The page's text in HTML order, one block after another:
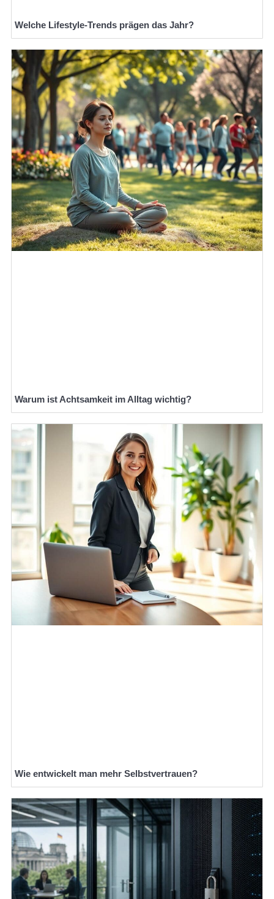
Welche Lifestyle-Trends prägen das Jahr?
Warum ist Achtsamkeit im Alltag wichtig?
Wie entwickelt man mehr Selbstvertrauen?